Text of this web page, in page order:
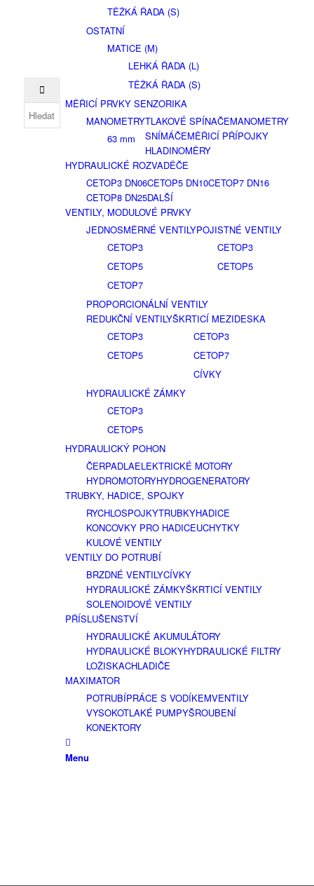
TĚŽKÁ ŘADA (S)
OSTATNÍ
MATICE (M)
LEHKÁ ŘADA (L)
TĚŽKÁ ŘADA (S)
MĚŘICÍ PRVKY SENZORIKA
MANOMETRY
63 mm
TLAKOVÉ SPÍNAČEMANOMETRY
SNÍMÁČEMĚŘICÍ PŘÍPOJKY
HLADINOMĚRY
HYDRAULICKÉ ROZVADĚČE
CETOP3 DN06CETOP5 DN10CETOP7 DN16
CETOP8 DN25DALŠÍ
VENTILY, MODULOVÉ PRVKY
JEDNOSMĚRNÉ VENTILY
CETOP3
CETOP5
CETOP7
POJISTNÉ VENTILY
CETOP3
CETOP5
PROPORCIONÁLNÍ VENTILY
REDUKČNÍ VENTILY
CETOP3
CETOP5
ŠKRTICÍ MEZIDESKA
CETOP3
CETOP7
CÍVKY
HYDRAULICKÉ ZÁMKY
CETOP3
CETOP5
HYDRAULICKÝ POHON
ČERPADLAELEKTRICKÉ MOTORY
HYDROMOTORYHYDROGENERATORY
TRUBKY, HADICE, SPOJKY
RYCHLOSPOJKYTRUBKYHADICE
KONCOVKY PRO HADICEUCHYTKY
KULOVÉ VENTILY
VENTILY DO POTRUBÍ
BRZDNÉ VENTILYCÍVKY
HYDRAULICKÉ ZÁMKYŠKRTICÍ VENTILY
SOLENOIDOVÉ VENTILY
PŘÍSLUŠENSTVÍ
HYDRAULICKÉ AKUMULÁTORY
HYDRAULICKÉ BLOKYHYDRAULICKÉ FILTRY
LOŽISKACHLADIČE
MAXIMATOR
POTRUBÍPRÁCE S VODÍKEMVENTILY
VYSOKOTLAKÉ PUMPYŠROUBENÍ
KONEKTORY
Menu